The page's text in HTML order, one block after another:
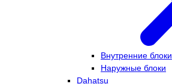
Внутренние блоки
Наружные блоки
Dahatsu